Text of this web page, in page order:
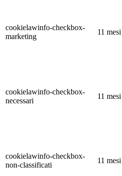
cookielawinfo-checkbox-
marketing
11 mesi
cookielawinfo-checkbox-
necessari
11 mesi
cookielawinfo-checkbox-
non-classificati
11 mesi